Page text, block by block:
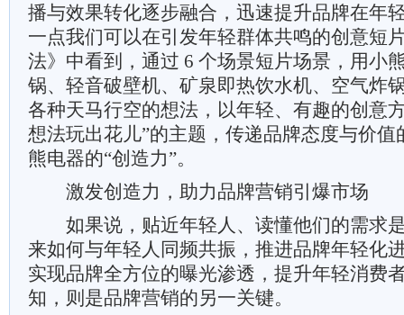
播与效果转化逐步融合，迅速提升品牌在年
一点我们可以在引发年轻群体共鸣的创意短
法》中看到，通过 6 个场景短片场景，用小
锅、轻音破壁机、矿泉即热饮水机、空气炸
各种天马行空的想法，以年轻、有趣的创意
想法玩出花儿”的主题，传递品牌态度与价
熊电器的“创造力”。
激发创造力，助力品牌营销引爆市场
如果说，贴近年轻人、读懂他们的需求
来如何与年轻人同频共振，推进品牌年轻化
实现品牌全方位的曝光渗透，提升年轻消费
知，则是品牌营销的另一关键。